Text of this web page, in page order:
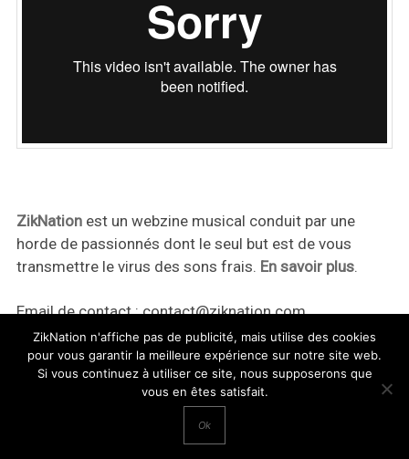
ZikNationest un webzine musical conduit par une
horde de passionnés dont le seul but est de vous
transmettre le virus des sons frais. En savoir plus.
Email de contact :contact@ziknation.com
ZikNation n'affiche pas de publicité, mais utilise des cookies
pour vous garantir la meilleure expérience sur notre site web.
Si vous continuez à utiliser ce site, nous supposerons que
vous en êtes satisfait.
Ok